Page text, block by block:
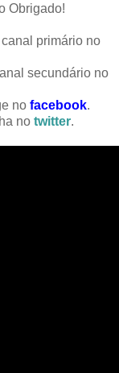
Obrigado!
primário no
secundário no
no facebook.
no twitter.